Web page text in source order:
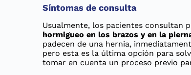
Síntomas de consulta
Usualmente, los pacientes consultan
hormigueo en los brazos y en la
padecen de una hernia,
pero esta es la última opción para
tomar en cuenta un proceso previo